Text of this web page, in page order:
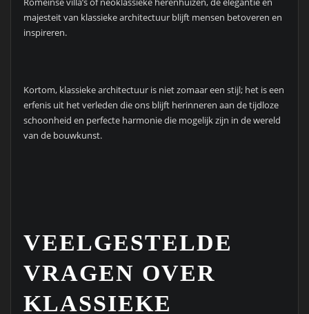
majesteit van klassieke architectuur blijft mensen betoveren en
inspireren.
Kortom, klassieke architectuur is niet zomaar een stijl; het is een
erfenis uit het verleden die ons blijft herinneren aan de tijdloze
schoonheid en perfecte harmonie die mogelijk zijn in de wereld
van de bouwkunst.
VEELGESTELDE
VRAGEN OVER
KLASSIEKE